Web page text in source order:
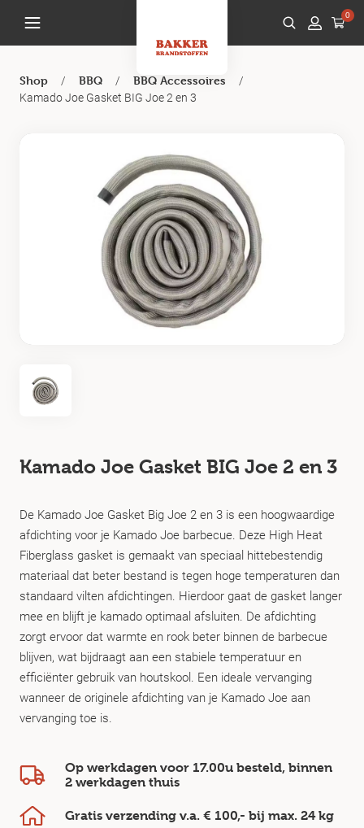
0
Shop / BBQ / BBQ Accessoires
/
Kamado Joe Gasket BIG Joe 2 en 3
Kamado Joe Gasket BIG Joe 2 en 3
De Kamado Joe Gasket Big Joe 2 en 3 is een hoogwaardige
afdichting voor je Kamado Joe barbecue. Deze High Heat
Fiberglass gasket is gemaakt van speciaal hittebestendig
materiaal dat beter bestand is tegen hoge temperaturen dan
standaard vilten afdichtingen. Hierdoor gaat de gasket langer
mee en blijft je kamado optimaal afsluiten. De afdichting
zorgt ervoor dat warmte en rook beter binnen de barbecue
blijven, wat bijdraagt aan een stabiele temperatuur en
efficiënter gebruik van houtskool. Een ideale vervanging
wanneer de originele afdichting van je Kamado Joe aan
vervanging toe is.
Op werkdagen voor 17.00u besteld, binnen
2 werkdagen thuis
Gratis verzending v.a. € 100,- bij max. 24 kg